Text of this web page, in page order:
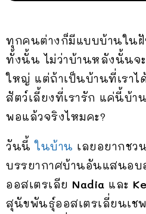
ทุกคนต่างก็มีแบบบ้านใน
ทั้งนั้น ไม่ว่าบ้านหลังนั้นจ
ใหญ่ แต่ถ้าเป็นบ้านที่เราไ
สัตว์เลี้ยงที่เรารัก แค่นี้บ้
พอแล้วจริงไหมคะ?
วันนี้ในบ้าน เลยอยากช
บรรยากาศบ้านอันแสนอบ
ออสเตรเลีย Nadia และ
สุนัขพันธุ์ออสเตรเลี่ยนเช